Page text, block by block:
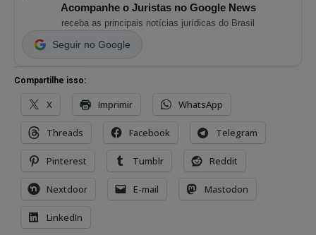
Acompanhe o Juristas no Google News
receba as principais notícias jurídicas do Brasil
Seguir no Google
Compartilhe isso:
X Imprimir WhatsApp
Threads Facebook Telegram
Pinterest Tumblr Reddit
Nextdoor E-mail Mastodon
LinkedIn